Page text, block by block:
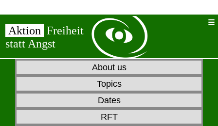
Aktion Freiheit
statt Angst
About us
Topics
Dates
RFT